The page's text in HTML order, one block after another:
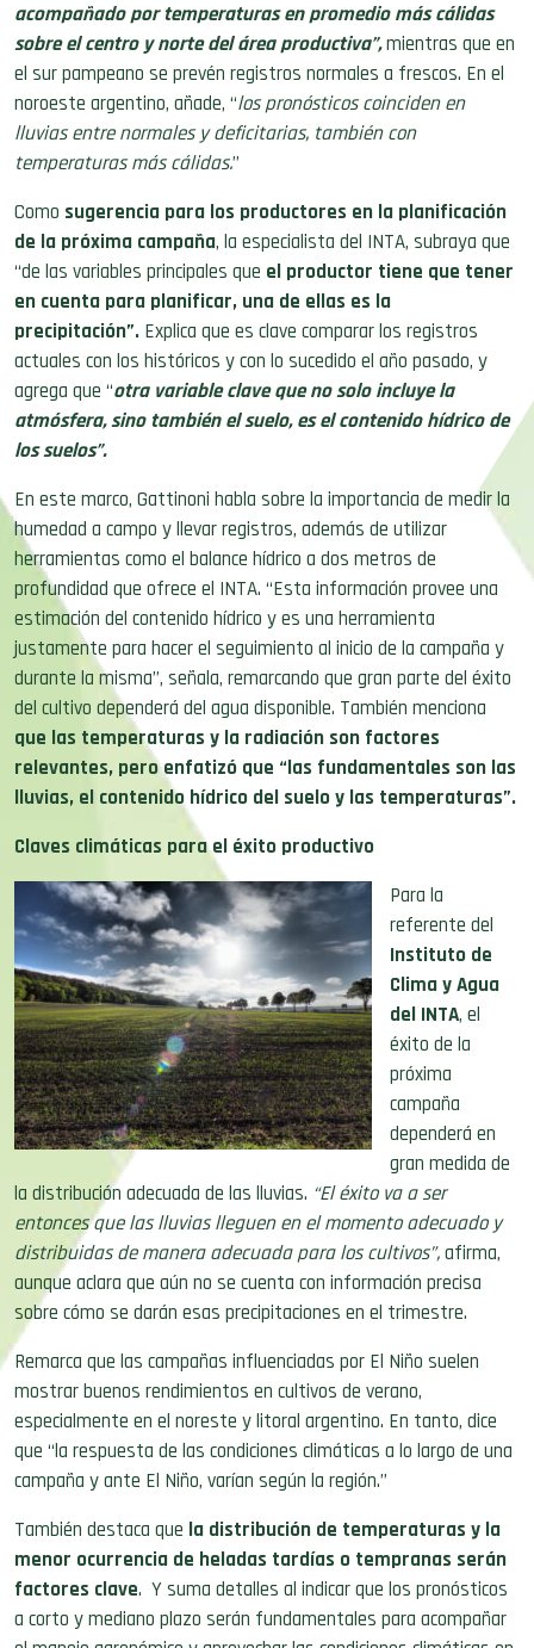
acompañado por temperaturas en promedio más cálidas
sobre el centro y norte del área productiva”,mientras que en
el sur pampeano se prevén registros normales a frescos. En el
noroeste argentino, añade, “los pronósticos coinciden en
lluvias entre normales y deficitarias, también con
temperaturas más cálidas.”
Como sugerencia para los productores en la planificación
de la próxima campaña, la especialista del INTA, subraya que
“de las variables principales que el productor tiene que tener
en cuenta para planificar, una de ellas es la
precipitación”. Explica que es clave comparar los registros
actuales con los históricos y con lo sucedido el año pasado, y
agrega que “otra variable clave que no solo incluye la
atmósfera, sino también el suelo, es el contenido hídrico de
los suelos”.
En este marco, Gattinoni habla sobre la importancia de medir la
humedad a campo y llevar registros, además de utilizar
herramientas como el balance hídrico a dos metros de
profundidad que ofrece el INTA. “Esta información provee una
estimación del contenido hídrico y es una herramienta
justamente para hacer el seguimiento al inicio de la campaña y
durante la misma”, señala, remarcando que gran parte del éxito
del cultivo dependerá del agua disponible. También menciona
que las temperaturas y la radiación son factores
relevantes, pero enfatizó que “las fundamentales son las
lluvias, el contenido hídrico del suelo y las temperaturas”.
Claves climáticas para el éxito productivo
Para la
referente del
Instituto de
Clima y Agua
del INTA, el
éxito de la
próxima
campaña
dependerá en
gran medida de
la distribución adecuada de las lluvias. “El éxito va a ser
entonces que las lluvias lleguen en el momento adecuado y
distribuidas de manera adecuada para los cultivos”,afirma,
aunque aclara que aún no se cuenta con información precisa
sobre cómo se darán esas precipitaciones en el trimestre.
Remarca que las campañas influenciadas por El Niño suelen
mostrar buenos rendimientos en cultivos de verano,
especialmente en el noreste y litoral argentino. En tanto, dice
que “la respuesta de las condiciones climáticas a lo largo de una
campaña y ante El Niño, varían según la región.”
También destaca que la distribución de temperaturas y la
menor ocurrencia de heladas tardías o tempranas serán
factores clave. Y suma detalles al indicar que los pronósticos
a corto y mediano plazo serán fundamentales para acompañar